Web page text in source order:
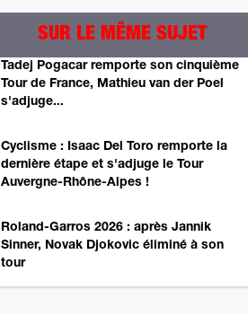
SUR LE MÊME SUJET
Tadej Pogacar remporte son cinquième
Tour de France, Mathieu van der Poel
s'adjuge...
Cyclisme : Isaac Del Toro remporte la
dernière étape et s'adjuge le Tour
Auvergne-Rhône-Alpes !
Roland-Garros 2026 : après Jannik
Sinner, Novak Djokovic éliminé à son
tour